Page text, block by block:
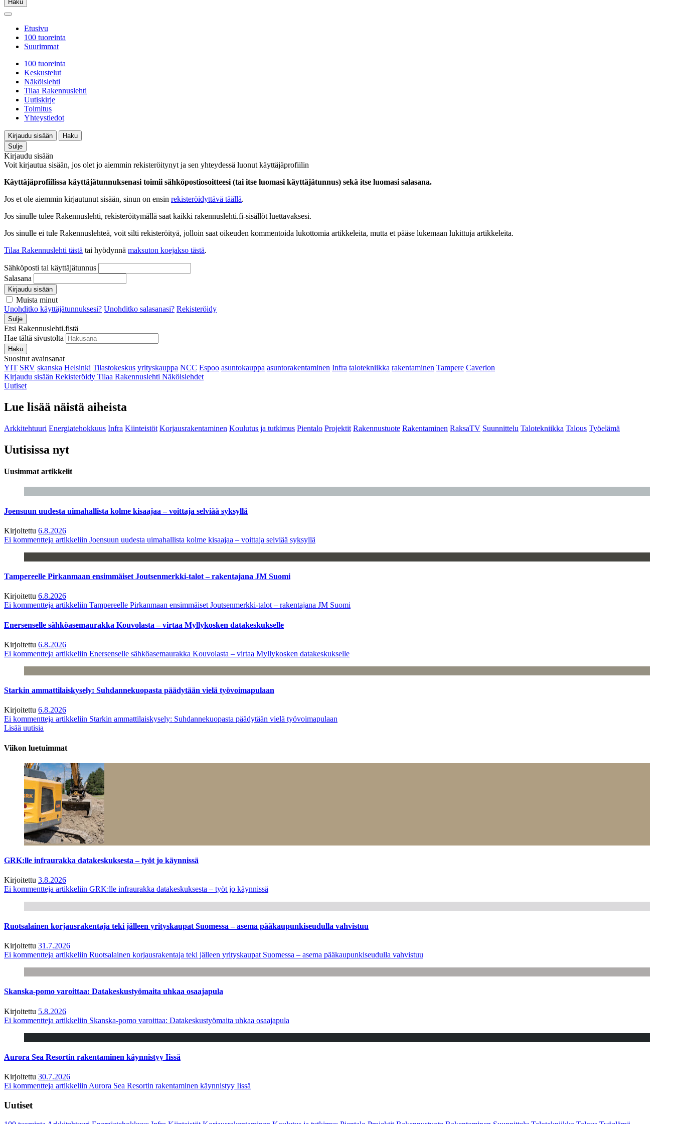
Haku
Etusivu
100 tuoreinta
Suurimmat
100 tuoreinta
Keskustelut
Näköislehti
Tilaa Rakennuslehti
Uutiskirje
Toimitus
Yhteystiedot
Kirjaudu sisään
Haku
Sulje
Kirjaudu sisään
Voit kirjautua sisään, jos olet jo aiemmin rekisteröitynyt ja sen yhteydessä luonut käyttäjäprofiilin
Käyttäjäprofiilissa käyttäjätunnuksenasi toimii sähköpostiosoitteesi (tai itse luomasi käyttäjätunnus) sekä itse luomasi salasana.
Jos et ole aiemmin kirjautunut sisään, sinun on ensin rekisteröidyttävä täällä.
Jos sinulle tulee Rakennuslehti, rekisteröitymällä saat kaikki rakennuslehti.fi-sisällöt luettavaksesi.
Jos sinulle ei tule Rakennuslehteä, voit silti rekisteröityä, jolloin saat oikeuden kommentoida lukottomia artikkeleita, mutta et pääse lukemaan lukittuja artikkeleita.
Tilaa Rakennuslehti tästä tai hyödynnä maksuton koejakso tästä.
Sähköposti tai käyttäjätunnus
Salasana
Kirjaudu sisään
Muista minut
Unohditko käyttäjätunnuksesi? Unohditko salasanasi? Rekisteröidy
Sulje
Etsi Rakennuslehti.fistä
Hae tältä sivustolta
Haku
Suositut avainsanat
YIT SRV skanska Helsinki Tilastokeskus yrityskauppa NCC Espoo asuntokauppa asuntorakentaminen Infra talotekniikka rakentaminen Tampere Caverion
Kirjaudu sisään Rekisteröidy Tilaa Rakennuslehti Näköislehdet
Uutiset
Lue lisää näistä aiheista
Arkkitehtuuri Energiatehokkuus Infra Kiinteistöt Korjausrakentaminen Koulutus ja tutkimus Pientalo Projektit Rakennustuote Rakentaminen RaksaTV Suunnittelu Talotekniikka Talous Työelämä
Uutisissa nyt
Uusimmat artikkelit
Joensuun uudesta uimahallista kolme kisaajaa – voittaja selviää syksyllä
Kirjoitettu 6.8.2026
Ei kommentteja artikkeliin Joensuun uudesta uimahallista kolme kisaajaa – voittaja selviää syksyllä
Tampereelle Pirkanmaan ensimmäiset Joutsenmerkki-talot – rakentajana JM Suomi
Kirjoitettu 6.8.2026
Ei kommentteja artikkeliin Tampereelle Pirkanmaan ensimmäiset Joutsenmerkki-talot – rakentajana JM Suomi
Enersenselle sähköasemaurakka Kouvolasta – virtaa Myllykosken datakeskukselle
Kirjoitettu 6.8.2026
Ei kommentteja artikkeliin Enersenselle sähköasemaurakka Kouvolasta – virtaa Myllykosken datakeskukselle
Starkin ammattilaiskysely: Suhdannekuopasta päädytään vielä työvoimapulaan
Kirjoitettu 6.8.2026
Ei kommentteja artikkeliin Starkin ammattilaiskysely: Suhdannekuopasta päädytään vielä työvoimapulaan
Lisää uutisia
Viikon luetuimmat
GRK:lle infraurakka datakeskuksesta – työt jo käynnissä
Kirjoitettu 3.8.2026
Ei kommentteja artikkeliin GRK:lle infraurakka datakeskuksesta – työt jo käynnissä
Ruotsalainen korjausrakentaja teki jälleen yrityskaupat Suomessa – asema pääkaupunkiseudulla vahvistuu
Kirjoitettu 31.7.2026
Ei kommentteja artikkeliin Ruotsalainen korjausrakentaja teki jälleen yrityskaupat Suomessa – asema pääkaupunkiseudulla vahvistuu
Skanska-pomo varoittaa: Datakeskustyömaita uhkaa osaajapula
Kirjoitettu 5.8.2026
Ei kommentteja artikkeliin Skanska-pomo varoittaa: Datakeskustyömaita uhkaa osaajapula
Aurora Sea Resortin rakentaminen käynnistyy Iissä
Kirjoitettu 30.7.2026
Ei kommentteja artikkeliin Aurora Sea Resortin rakentaminen käynnistyy Iissä
Uutiset